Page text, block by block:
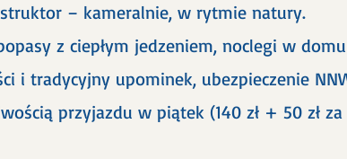
– kameralnie, w rytmie natury.
z ciepłym jedzeniem, noclegi w
i tradycyjny upominek, ubezpieczenie
przyjazdu w piątek (140 zł + 50 zł